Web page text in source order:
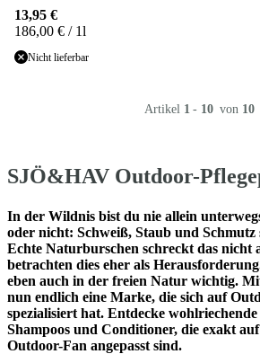
13,95 €
186,00 € / 1l
Nicht lieferbar
Artikel 1 - 10 von 10
SJÖ&HAV Outdoor-
In der Wildnis bist du nie allein
oder nicht: Schweiß, Staub und Schmutz
Echte Naturburschen schreckt das nicht
betrachten dies eher als
eben auch in der freien Natur wichtig.
nun endlich eine Marke, die sich auf
spezialisiert hat. Entdecke
Shampoos und Conditioner, die exakt
Outdoor-Fan angepasst sind.